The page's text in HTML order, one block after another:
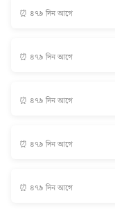
⏰ ৪৭৯ দিন আগে
⏰ ৪৭৯ দিন আগে
⏰ ৪৭৯ দিন আগে
⏰ ৪৭৯ দিন আগে
⏰ ৪৭৯ দিন আগে